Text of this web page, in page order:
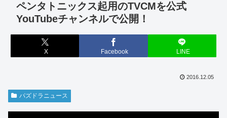
ペンタトニックス起用のTVCMを公式
YouTubeチャンネルで公開！
X Facebook LINE
2016.12.05
パズドラニュース